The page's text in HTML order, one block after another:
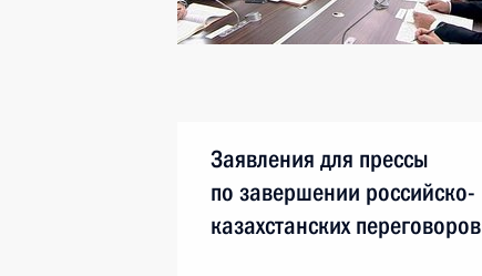
Заявления для прессы
по завершении российско-
казахстанских переговоров